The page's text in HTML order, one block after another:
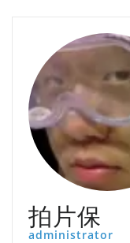
拍片保
administrator